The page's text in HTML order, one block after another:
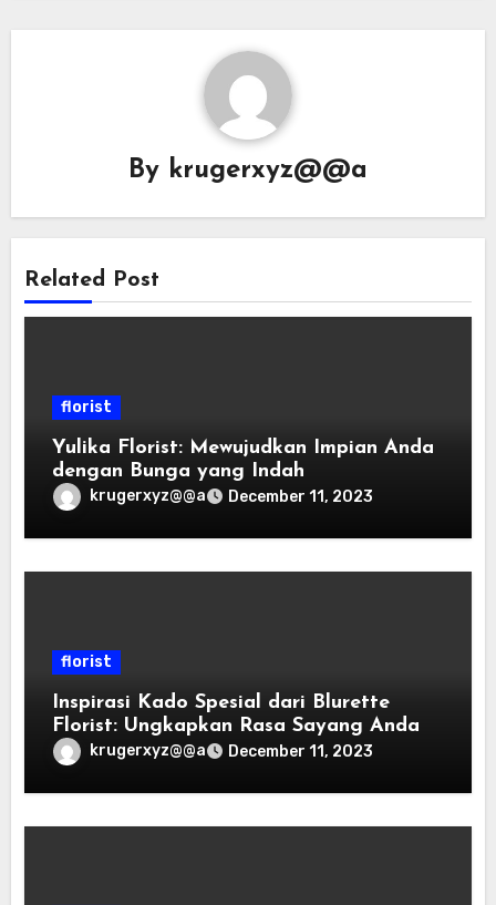
By krugerxyz@@a
Related Post
florist
Yulika Florist: Mewujudkan Impian Anda
dengan Bunga yang Indah
krugerxyz@@a December 11, 2023
florist
Inspirasi Kado Spesial dari Blurette
Florist: Ungkapkan Rasa Sayang Anda
krugerxyz@@a December 11, 2023